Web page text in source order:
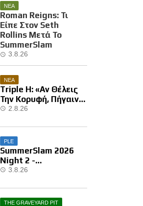
ΝΕΑ
Roman Reigns: Τι
Είπε Στον Seth
Rollins Μετά Το
SummerSlam
3.8.26
ΝΕΑ
Triple H: «Αν Θέλεις
Την Κορυφή, Πήγαινε
Και Κέρδισε Την»
2.8.26
PLE
SummerSlam 2026
Night 2 -
Αποτελέσματα
3.8.26
THE GRAVEYARD PIT